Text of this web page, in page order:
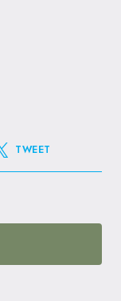
TWEET